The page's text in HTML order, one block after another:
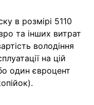
в розмірі 5110
та інших витрат
володіння
на цій
один євроцент